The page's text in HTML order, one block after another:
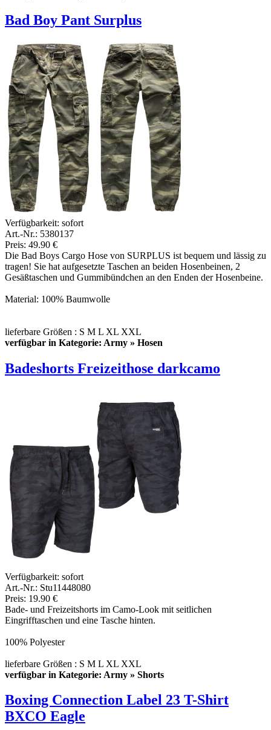
Bad Boy Pant Surplus
Verfügbarkeit: sofort
Art.-Nr.: 5380137
Preis: 49.90 €
Die Bad Boys Cargo Hose von SURPLUS ist bequem und lässig zu
tragen! Sie hat aufgesetzte Taschen an beiden Hosenbeinen, 2
Gesäßtaschen und Gummibündchen an den Enden der Hosenbeine.
Material: 100% Baumwolle
lieferbare Größen : S M L XL XXL
verfügbar in Kategorie: Army » Hosen
Badeshorts Freizeithose darkcamo
Verfügbarkeit: sofort
Art.-Nr.: Stu11448080
Preis: 19.90 €
Bade- und Freizeitshorts im Camo-Look mit seitlichen
Eingrifftaschen und eine Tasche hinten.
100% Polyester
lieferbare Größen : S M L XL XXL
verfügbar in Kategorie: Army » Shorts
Boxing Connection Label 23 T-Shirt
BXCO Eagle